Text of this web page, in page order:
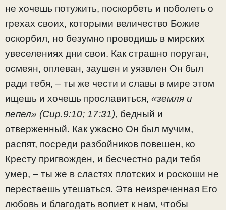
не хочешь потужить, поскорбеть и поболеть о
грехах своих, которыми величество Божие
оскорбил, но безумно проводишь в мирских
увеселениях дни свои. Как страшно поруган,
осмеян, оплеван, заушен и уязвлен Он был
ради тебя, – ты же чести и славы в мире этом
ищешь и хочешь прославиться, «земля и
пепел» (Сир.9:10; 17:31), бедный и
отверженный. Как ужасно Он был мучим,
распят, посреди разбойников повешен, ко
Кресту пригвожден, и бесчестно ради тебя
умер, – ты же в сластях плотских и роскоши не
перестаешь утешаться. Эта неизреченная Его
любовь и благодать вопиет к нам, чтобы